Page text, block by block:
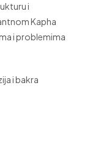
i
Kapha
i problemima
i bakra